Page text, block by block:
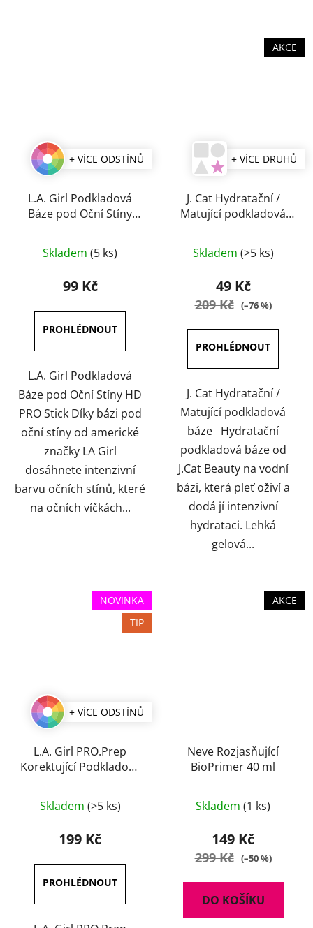
+ VÍCE ODSTÍNŮ
L.A. Girl Podkladová
Báze pod Oční Stíny
Skladem (5 ks)
99 Kč
L.A. Girl Podkladová
Báze pod Oční Stíny HD
PRO Stick Díky bázi pod
oční stíny od americké
značky LA Girl
dosáhnete intenzivní
barvu očních stínů, které
na očních víčkách...
AKCE
+ VÍCE DRUHŮ
J. Cat Hydratační /
Matující podkladová
Skladem (>5 ks)
49 Kč
209 Kč (–76 %)
J. Cat Hydratační /
Matující podkladová
báze Hydratační
podkladová báze od
J.Cat Beauty na vodní
bázi, která pleť oživí a
dodá jí intenzivní
hydrataci. Lehká
gelová...
NOVINKA
TIP
+ VÍCE ODSTÍNŮ
L.A. Girl PRO.Prep
Korektující Podkladová
hodnocení
produktu
4,5
z
5
Skladem (>5 ks)
199 Kč
AKCE
Neve Rozjasňující
BioPrimer 40 ml
Skladem (1 ks)
149 Kč
299 Kč (–50 %)
DO KOŠÍKU